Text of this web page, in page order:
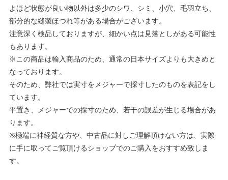
よほど状態が良い物以外は多少のシワ、シミ、小穴、毛羽立ち、
部分的な縫製ほつれ等がある場合がございます。
注意深く検品しておりますが、細かい点は見落としがある可能性
もあります。
※この商品は輸入商品のため、通常の日本サイズよりも大きめと
なっております。
そのため、弊社では実寸をメジャーで採寸したのものを表記をし
ています。
平置き、メジャーでの採寸のため、若干の誤差が生じる場合があ
ります。
※極端に神経質な方や、中古品に対しご理解頂けない方は、実際
に手に取ってご覧頂けるショップでのご購入をおすすめ致しま
す。